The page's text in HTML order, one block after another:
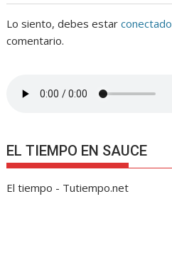
Lo siento, debes estarconectado
comentario.
EL TIEMPO EN SAUCE
El tiempo - Tutiempo.net